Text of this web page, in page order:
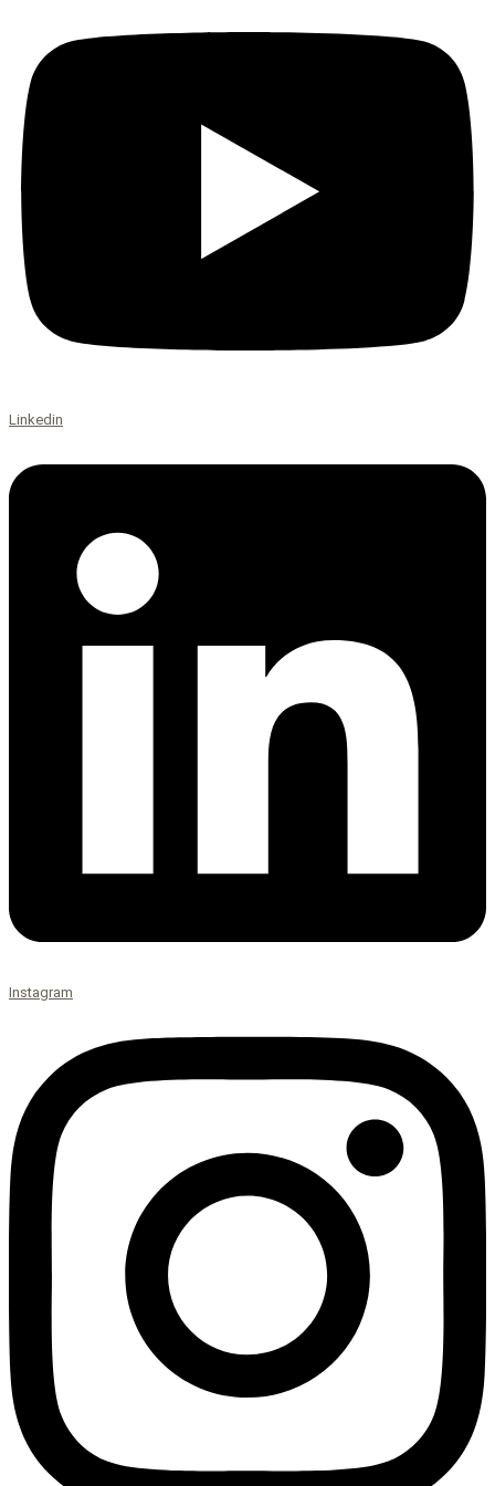
Linkedin
Instagram